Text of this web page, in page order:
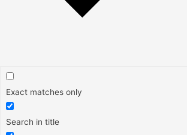
Exact matches only
Search in title